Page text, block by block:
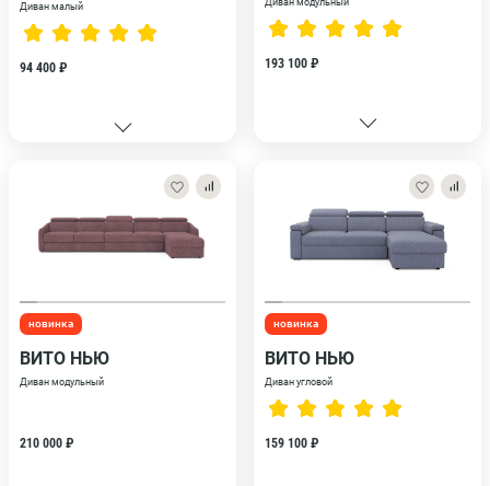
Диван малый
94 400 ₽
Диван модульный
193 100 ₽
новинка
ВИТО НЬЮ
Диван модульный
210 000 ₽
новинка
ВИТО НЬЮ
Диван угловой
159 100 ₽